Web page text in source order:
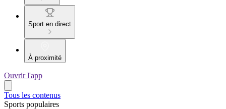
Sport en direct
À proximité
Ouvrir l'app
Tous les contenus
Sports populaires